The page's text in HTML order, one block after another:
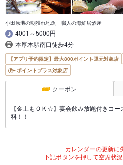
小田原港の朝獲れ地魚 職人の海鮮居酒屋
4001～5000円
本厚木駅南口徒歩4分
【アプリ予約限定】最大800ポイント還元対象店
ポイントプラス対象店
クーポン
【金土もＯＫ☆】宴会飲み放題付きコ
料！！
カレンダーの更新に
下記ボタンを押して空席状